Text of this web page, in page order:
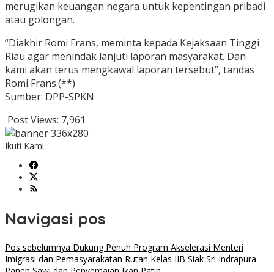
merugikan keuangan negara untuk kepentingan pribadi
atau golongan.
“Diakhir Romi Frans, meminta kepada Kejaksaan Tinggi
Riau agar menindak lanjuti laporan masyarakat. Dan
kami akan terus mengkawal laporan tersebut”, tandas
Romi Frans.(**)
Sumber: DPP-SPKN
Post Views: 7,961
Ikuti Kami
Navigasi pos
Pos sebelumnya Dukung Penuh Program Akselerasi Menteri
Imigrasi dan Pemasyarakatan Rutan Kelas IIB Siak Sri Indrapura